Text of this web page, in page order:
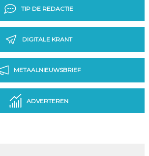
TIP DE REDACTIE
DIGITALE KRANT
METAALNIEUWSBRIEF
ADVERTEREN